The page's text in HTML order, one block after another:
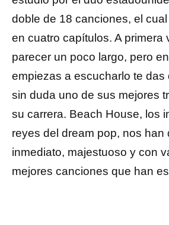
doble de 18 canciones, el
en cuatro capítulos. A primera
parecer un poco largo, pero
empiezas a escucharlo te das
sin duda uno de sus mejores
su carrera. Beach House, los
reyes del dream pop, nos han
inmediato, majestuoso y con
mejores canciones que han